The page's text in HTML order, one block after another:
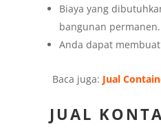
Biaya yang
bangunan permanen.
Anda dapat
Baca juga: Jual
JUAL